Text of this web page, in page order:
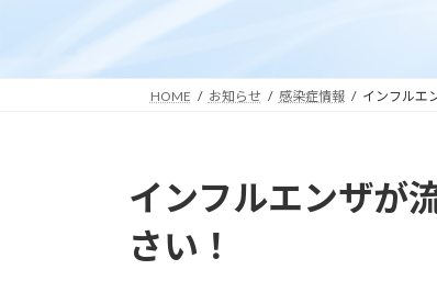
HOME お知らせ 感染症情報 インフルエ
インフルエンザが
さい！